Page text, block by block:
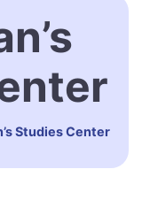
Studies Center